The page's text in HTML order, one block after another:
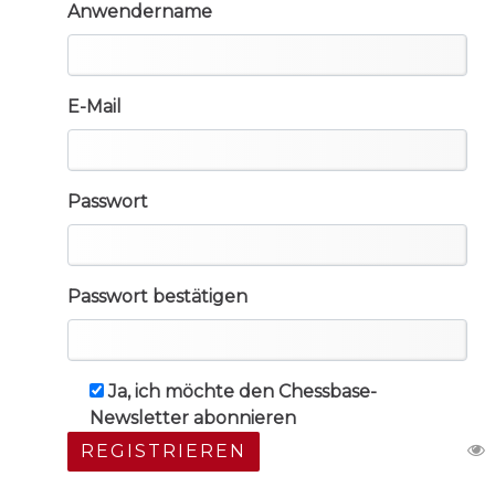
Anwendername
E-Mail
Passwort
Passwort bestätigen
Ja, ich möchte den Chessbase-
Newsletter abonnieren
REGISTRIEREN